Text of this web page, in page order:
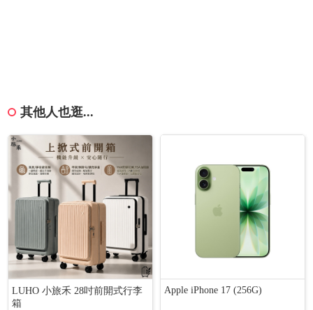
其他人也逛...
LUHO 小旅禾 28吋前開式行李
箱
Apple iPhone 17 (256G)